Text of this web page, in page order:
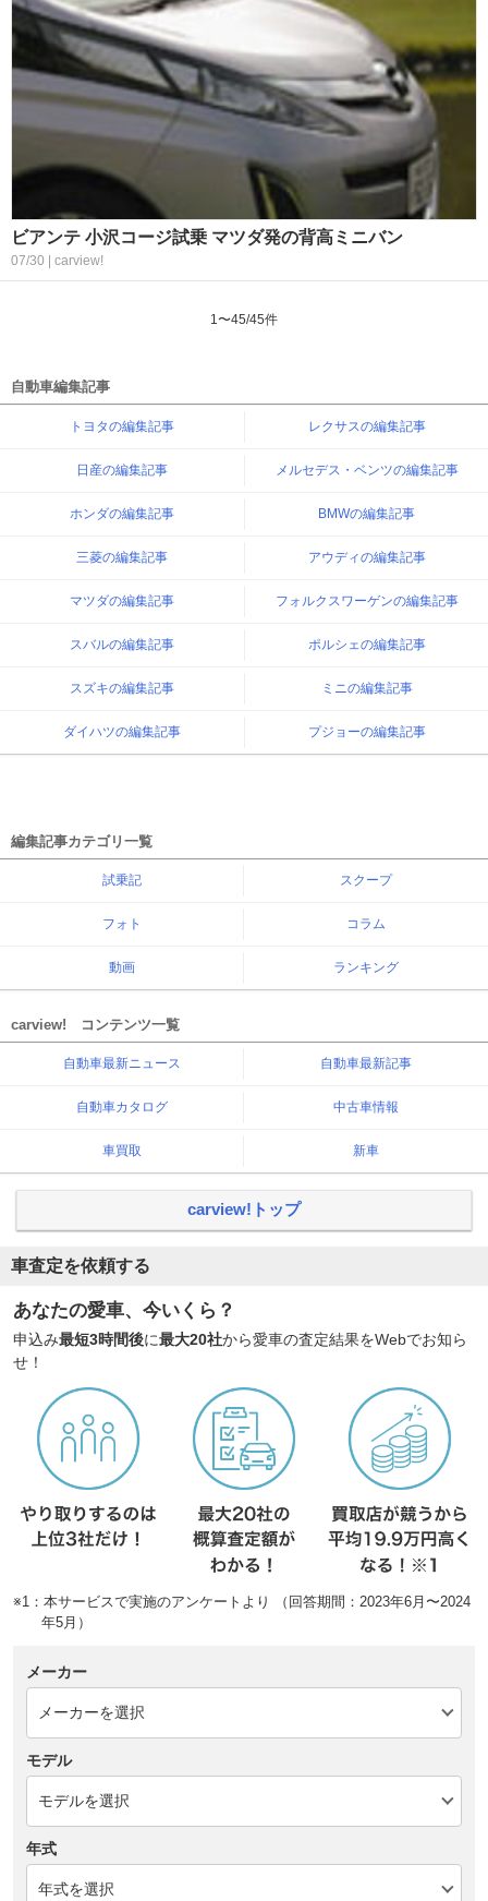
ビアンテ 小沢コージ試乗 マツダ発の背高ミニバン
07/30 | carview!
1 〜45/45件
自動車編集記事
トヨタの編集記事 レクサスの編集記事
日産の編集記事 メルセデス・ベンツの編集記事
ホンダの編集記事 BMWの編集記事
三菱の編集記事 アウディの編集記事
マツダの編集記事 フォルクスワーゲンの編集記事
スバルの編集記事 ポルシェの編集記事
スズキの編集記事 ミニの編集記事
ダイハツの編集記事 プジョーの編集記事
編集記事カテゴリ一覧
試乗記 スクープ
フォト コラム
動画 ランキング
carview! コンテンツ一覧
自動車最新ニュース 自動車最新記事
自動車カタログ 中古車情報
車買取 新車
carview!トップ
車査定を依頼する
あなたの愛車、今いくら？
申込み最短3時間後に最大20社から愛車の査定結果をWebでお知ら
せ！
※1：本サービスで実施のアンケートより （回答期間：2023年6月〜2024
年5月）
メーカー
モデル
年式